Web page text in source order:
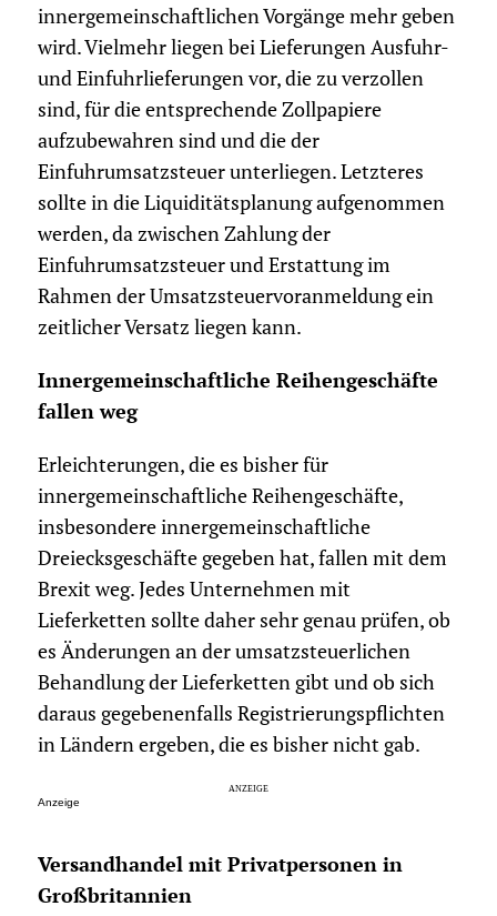
innergemeinschaftlichen Vorgänge mehr geben
wird. Vielmehr liegen bei Lieferungen Ausfuhr-
und Einfuhrlieferungen vor, die zu verzollen
sind, für die entsprechende Zollpapiere
aufzubewahren sind und die der
Einfuhrumsatzsteuer unterliegen. Letzteres
sollte in die Liquiditätsplanung aufgenommen
werden, da zwischen Zahlung der
Einfuhrumsatzsteuer und Erstattung im
Rahmen der Umsatzsteuervoranmeldung ein
zeitlicher Versatz liegen kann.
Innergemeinschaftliche Reihengeschäfte
fallen weg
Erleichterungen, die es bisher für
innergemeinschaftliche Reihengeschäfte,
insbesondere innergemeinschaftliche
Dreiecksgeschäfte gegeben hat, fallen mit dem
Brexit weg. Jedes Unternehmen mit
Lieferketten sollte daher sehr genau prüfen, ob
es Änderungen an der umsatzsteuerlichen
Behandlung der Lieferketten gibt und ob sich
daraus gegebenenfalls Registrierungspflichten
in Ländern ergeben, die es bisher nicht gab.
Anzeige
Versandhandel mit Privatpersonen in
Großbritannien